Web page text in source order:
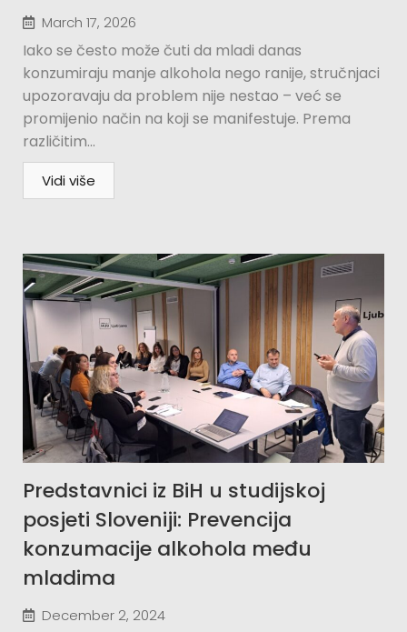
March 17, 2026
Iako se često može čuti da mladi danas
konzumiraju manje alkohola nego ranije, stručnjaci
upozoravaju da problem nije nestao – već se
promijenio način na koji se manifestuje. Prema
različitim...
Vidi više
Predstavnici iz BiH u studijskoj
posjeti Sloveniji: Prevencija
konzumacije alkohola među
mladima
December 2, 2024